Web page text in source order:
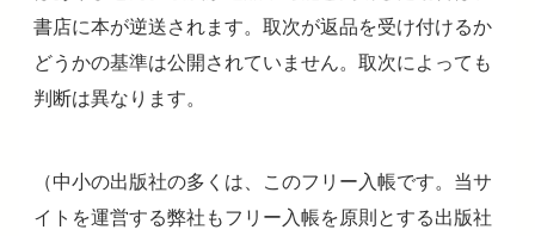
書店に本が逆送されます。取次が返品を受け付けるか
どうかの基準は公開されていません。取次によっても
判断は異なります。
（中小の出版社の多くは、このフリー入帳です。当サ
イトを運営する弊社もフリー入帳を原則とする出版社